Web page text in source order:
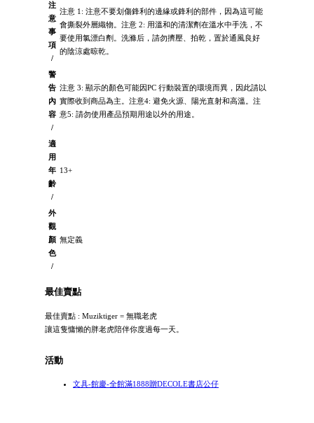
注
意
事
項
/
注意 1: 注意不要划傷鋒利的邊緣或鋒利的部件，因為這可能
會撕裂外層織物。注意 2: 用溫和的清潔劑在溫水中手洗，不
要使用氯漂白劑。洗滌后，請勿擠壓、拍乾，置於通風良好
的陰涼處晾乾。
警
告
內
容
/
注意 3: 顯示的顏色可能因PC 行動裝置的環境而異，因此請以
實際收到商品為主。注意4: 避免火源、陽光直射和高溫。注
意5: 請勿使用產品預期用途以外的用途。
適
用
年
齡
/
13+
外
觀
顏
色
/
無定義
最佳賣點
最佳賣點 : Muziktiger = 無職老虎
讓這隻慵懶的胖老虎陪伴你度過每一天。
活動
文具-館慶-全館滿1888贈DECOLE書店公仔